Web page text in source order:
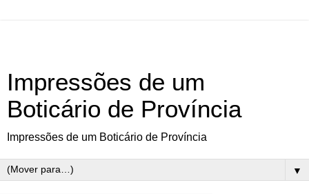
Impressões de um
Boticário de Província
Impressões de um Boticário de Província
▼